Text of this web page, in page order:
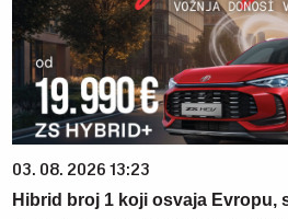
03. 08. 2026 13:23
Hibrid broj 1 koji osvaja Evropu,